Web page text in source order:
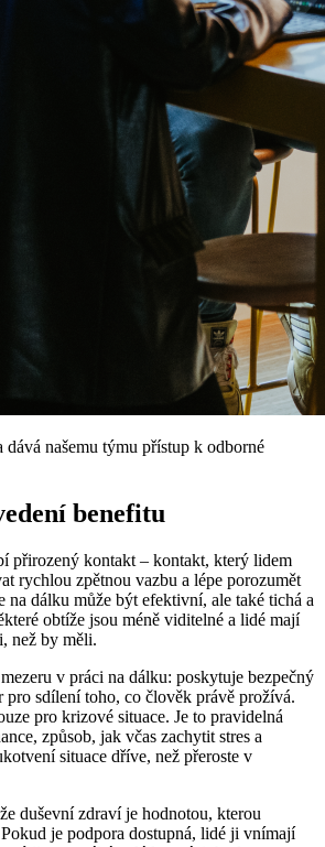
našemu týmu přístup k odborné
benefitu
přirozený kontakt – kontakt, který lidem
rychlou zpětnou vazbu a lépe porozumět
na dálku může být efektivní, ale také tichá a
obtíže jsou méně viditelné a lidé mají
než by měli.
v práci na dálku: poskytuje bezpečný
pro sdílení toho, co člověk právě prožívá.
pro krizové situace. Je to pravidelná
způsob, jak včas zachytit stres a
situace dříve, než přeroste v
duševní zdraví je hodnotou, kterou
je podpora dostupná, lidé ji vnímají